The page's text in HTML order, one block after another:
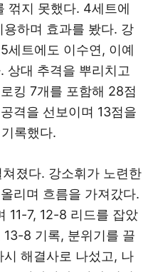
꺾지 못했다. 4세트에
하며 효과를 봤다. 강
세트에도 이수연, 이예
상대 추격을 뿌리치고
킹 7개를 포함해 28점
격을 선보이며 13점을
록했다.
졌다. 강소휘가 노련한
리며 흐름을 가져갔다.
11-7, 12-8 리드를 잡았
8 기록, 분위기를 끌
해결사로 나섰고, 나